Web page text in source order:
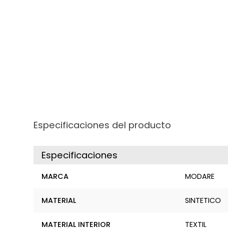
Especificaciones del producto
Especificaciones
MARCA MODARE
MATERIAL SINTETICO
MATERIAL INTERIOR TEXTIL